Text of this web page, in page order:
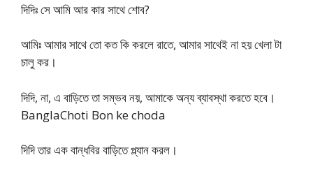
দিদিঃ সে আমি আর কার সাথে শোব?
আমিঃ আমার সাথে তো কত কি করলে রাতে, আমার সাথেই না হয় খেলা টা
চালু কর।
দিদি, না, এ বাড়িতে তা সম্ভব নয়, আমাকে অন্য ব্যাবস্থা করতে হবে।
BanglaChoti Bon ke choda
দিদি তার এক বান্ধবির বাড়িতে প্ল্যান করল।